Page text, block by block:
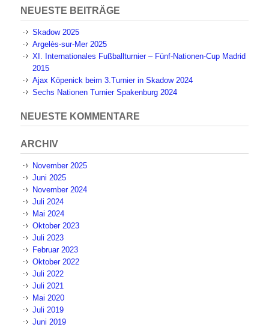
Seitennummerierung
der
Beiträge
NEUESTE BEITRÄGE
Skadow 2025
Argelès-sur-Mer 2025
XI. Internationales Fußballturnier – Fünf-Nationen-Cup Madrid
2015
Sechs Nationen Turnier Spakenburg 2024
NEUESTE KOMMENTARE
ARCHIV
November 2025
Juni 2025
November 2024
Juli 2024
Mai 2024
Oktober 2023
Juli 2023
Februar 2023
Oktober 2022
Juli 2022
Juli 2021
Mai 2020